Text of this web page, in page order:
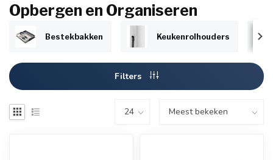
Opbergen en Organiseren
Bestekbakken Keukenrolhouders
Filters